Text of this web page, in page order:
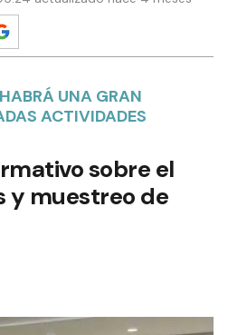
UNA GRAN
ACTIVIDADES
sobre el
y muestreo de